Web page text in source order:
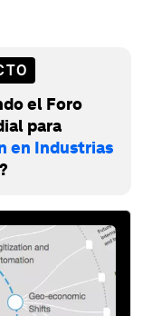
el Foro
para
en Industrias
?